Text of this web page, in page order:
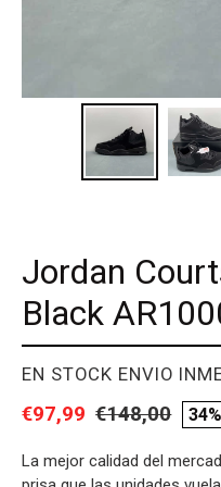
Jordan
Black
PROVEEDOR
EN STOCK ENVIO
Precio
venta
€97,99 Precio
€148,00
La mejor calidad del